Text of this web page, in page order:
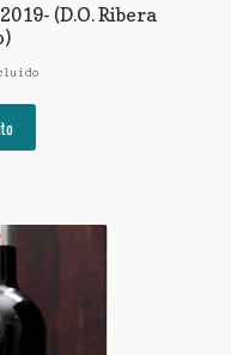
(D.O. Ribera